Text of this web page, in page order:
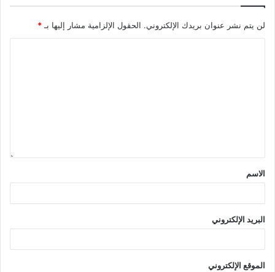
لن يتم نشر عنوان بريدك الإلكتروني. الحقول الإلزامية مشار إليها بـ *
الاسم
البريد الإلكتروني
الموقع الإلكتروني